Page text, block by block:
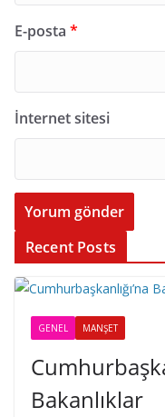
E-posta *
İnternet sitesi
Recent Posts
GENEL MANŞET
Bakanlıklar